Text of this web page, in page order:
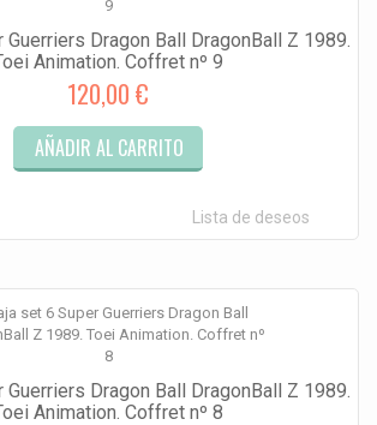
Guerriers Dragon Ball DragonBall Z 1989.
Animation. Coffret nº 9
120,00 €
AÑADIR AL CARRITO
Lista de deseos
Guerriers Dragon Ball DragonBall Z 1989.
Animation. Coffret nº 8